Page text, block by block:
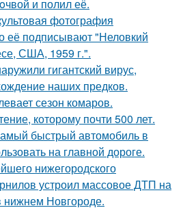
и полил её.
фотография
её подписывают "Неловкий
США, 1959 г.".
гигантский вирус,
наших предков.
сезон комаров.
которому почти 500 лет.
быстрый автомобиль в
на главной дороге.
нижегородского
устроил массовое ДТП на
нижнем Новгороде.